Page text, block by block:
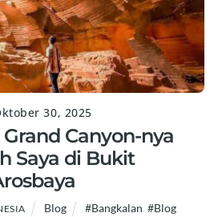
30, 2025
Canyon-nya
Saya di Bukit
Blog #Bangkalan ,#Blog